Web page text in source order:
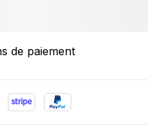
de paiement